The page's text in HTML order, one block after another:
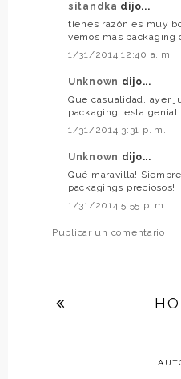
sitandka dijo...
tienes razón es muy
vemos más packaging
1/31/2014 12:40 a. m.
Unknown dijo...
Que casualidad, ayer
packaging, esta genial!
1/31/2014 3:31 p. m.
Unknown dijo...
Qué maravilla!
packagings preciosos!
1/31/2014 5:55 p. m.
Publicar un comentario